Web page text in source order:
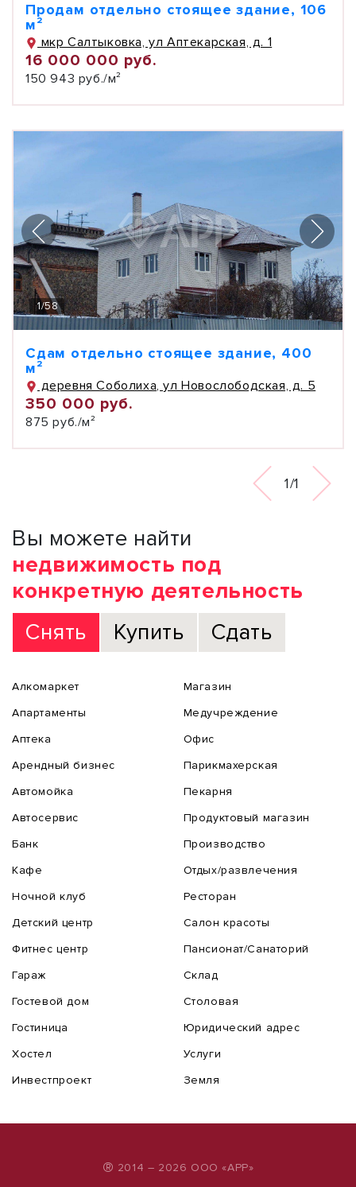
Продам отдельно стоящее здание, 106
м²
мкр Салтыковка, ул Аптекарская, д. 1
16 000 000 руб.
150 943 руб./м²
1/58
Сдам отдельно стоящее здание, 400
м²
деревня Соболиха, ул Новослободская, д. 5
350 000 руб.
875 руб./м²
1/1
Вы можете найти
недвижимость под
конкретную деятельность
Снять
Купить Сдать
Алкомаркет
Апартаменты
Аптека
Арендный бизнес
Автомойка
Автосервис
Банк
Кафе
Ночной клуб
Детский центр
Фитнес центр
Гараж
Гостевой дом
Гостиница
Хостел
Инвестпроект
Магазин
Медучреждение
Офис
Парикмахерская
Пекарня
Продуктовый магазин
Производство
Отдых/развлечения
Ресторан
Салон красоты
Пансионат/Санаторий
Склад
Столовая
Юридический адрес
Услуги
Земля
® 2014 – 2026 ООО «АРР»